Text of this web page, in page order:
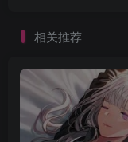
相关推荐